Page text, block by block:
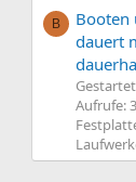
B
Booten
dauert
Aufrufe: